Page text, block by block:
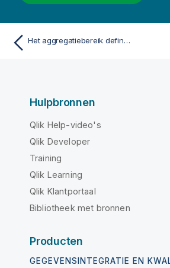
Het aggregatiebereik definiëren
Hulpbronnen
Qlik Help-video's
Qlik Developer
Training
Qlik Learning
Qlik Klantportaal
Bibliotheek met bronnen
Producten
GEGEVENSINTEGRATIE EN